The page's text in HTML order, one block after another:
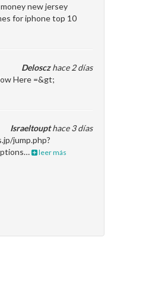
new jersey
for iphone top 10
Delosczhace 2 días
Here =&gt;
Israeltoupthace 3 días
jump.php?
leer más